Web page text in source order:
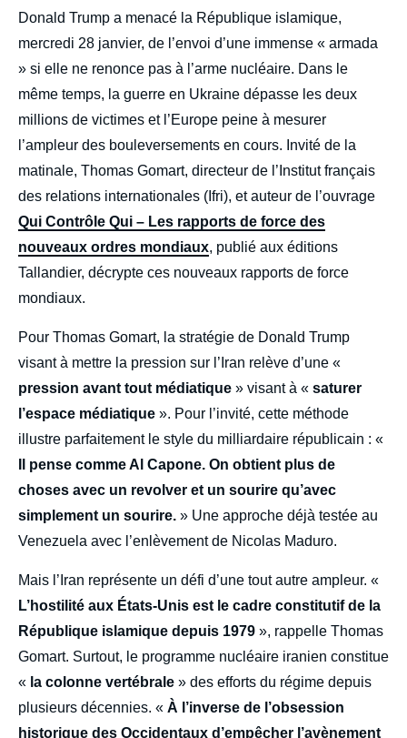
Donald Trump a menacé la République islamique,
mercredi 28 janvier, de l’envoi d’une immense « armada
» si elle ne renonce pas à l’arme nucléaire. Dans le
même temps, la guerre en Ukraine dépasse les deux
millions de victimes et l’Europe peine à mesurer
l’ampleur des bouleversements en cours. Invité de la
matinale, Thomas Gomart, directeur de l’Institut français
des relations internationales (Ifri), et auteur de l’ouvrage
Qui Contrôle Qui – Les rapports de force des
nouveaux ordres mondiaux, publié aux éditions
Tallandier, décrypte ces nouveaux rapports de force
mondiaux.
Pour Thomas Gomart, la stratégie de Donald Trump
visant à mettre la pression sur l’Iran relève d’une «
pression avant tout médiatique » visant à « saturer
l’espace médiatique ». Pour l’invité, cette méthode
illustre parfaitement le style du milliardaire républicain : «
Il pense comme Al Capone. On obtient plus de
choses avec un revolver et un sourire qu’avec
simplement un sourire. » Une approche déjà testée au
Venezuela avec l’enlèvement de Nicolas Maduro.
Mais l’Iran représente un défi d’une tout autre ampleur. «
L’hostilité aux États-Unis est le cadre constitutif de la
République islamique depuis 1979 », rappelle Thomas
Gomart. Surtout, le programme nucléaire iranien constitue
« la colonne vertébrale » des efforts du régime depuis
plusieurs décennies. « À l’inverse de l’obsession
historique des Occidentaux d’empêcher l’avènement